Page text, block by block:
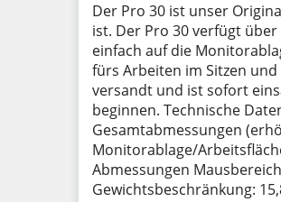
Der Pro 30 ist unser
ist. Der Pro 30 verfügt
einfach auf die
fürs Arbeiten im Sitzen
versandt und ist sofort
beginnen. Technische
Gesamtabmessungen
Monitorablage/
Abmessungen
Gewichtsbeschränkung: